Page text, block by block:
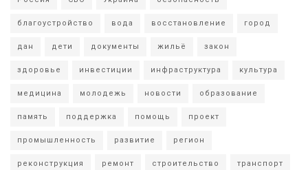
благоустройство вода восстановление город
дан дети документы жильё закон
здоровье инвестиции инфраструктура культура
медицина молодежь новости образование
память поддержка помощь проект
промышленность развитие регион
реконструкция ремонт строительство транспорт